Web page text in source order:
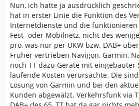
Nun, ich hatte ja ausdrücklich
hat in erster Linie die Funktion des
Internetdienste und die
Fest- oder Mobilnetz, nicht des
pro, was nur per UKW bzw. DAB+
Früher vertrieben Navigon, Garmin,
noch TT dazu Geräte mit eingebauter
laufende Kosten verursachte. Die
Lösung von Garmin und bei den
Kunden abgewälzt. Verkehrsfunk via